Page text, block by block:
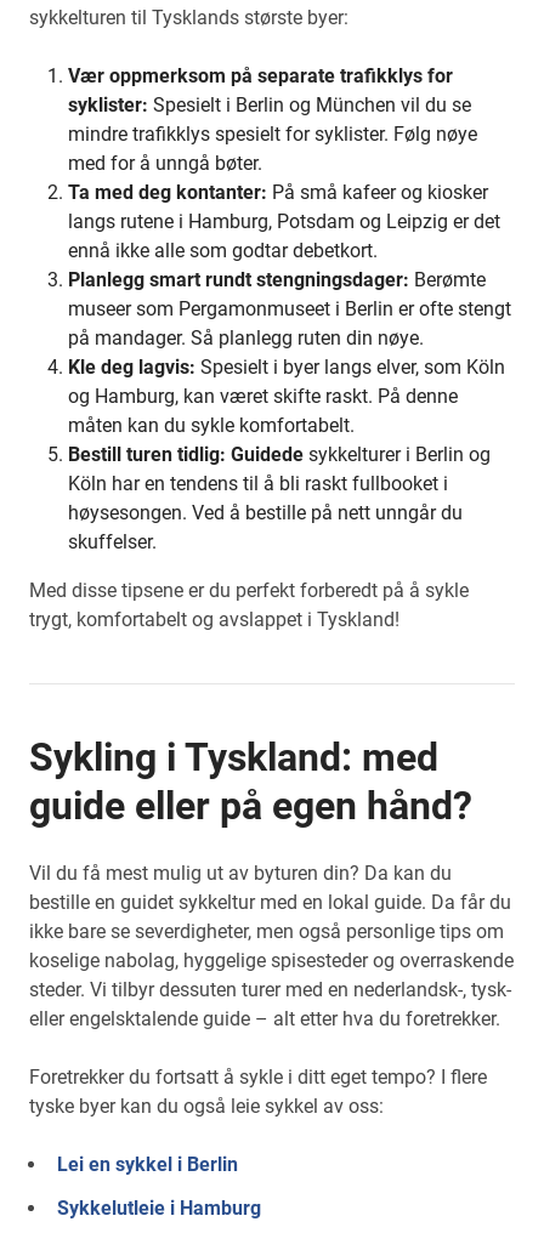
sykkelturen til Tysklands største byer:
Vær oppmerksom på separate trafikklys for
syklister: Spesielt i Berlin og München vil du se
mindre trafikklys spesielt for syklister. Følg nøye
med for å unngå bøter.
Ta med deg kontanter: På små kafeer og kiosker
langs rutene i Hamburg, Potsdam og Leipzig er det
ennå ikke alle som godtar debetkort.
Planlegg smart rundt stengningsdager: Berømte
museer som Pergamonmuseet i Berlin er ofte stengt
på mandager. Så planlegg ruten din nøye.
Kle deg lagvis: Spesielt i byer langs elver, som Köln
og Hamburg, kan været skifte raskt. På denne
måten kan du sykle komfortabelt.
Bestill turen tidlig: Guidede sykkelturer i Berlin og
Köln har en tendens til å bli raskt fullbooket i
høysesongen. Ved å bestille på nett unngår du
skuffelser.
Med disse tipsene er du perfekt forberedt på å sykle
trygt, komfortabelt og avslappet i Tyskland!
Sykling i Tyskland: med
guide eller på egen hånd?
Vil du få mest mulig ut av byturen din? Da kan du
bestille en guidet sykkeltur med en lokal guide. Da får du
ikke bare se severdigheter, men også personlige tips om
koselige nabolag, hyggelige spisesteder og overraskende
steder. Vi tilbyr dessuten turer med en nederlandsk-, tysk-
eller engelsktalende guide – alt etter hva du foretrekker.
Foretrekker du fortsatt å sykle i ditt eget tempo? I flere
tyske byer kan du også leie sykkel av oss:
Lei en sykkel i Berlin
Sykkelutleie i Hamburg